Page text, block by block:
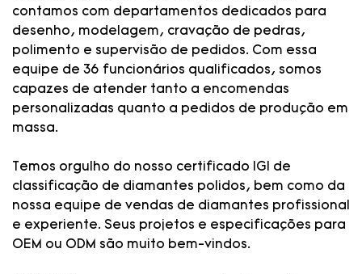
contamos com departamentos dedicados para
desenho, modelagem, cravação de pedras,
polimento e supervisão de pedidos. Com essa
equipe de 36 funcionários qualificados, somos
capazes de atender tanto a encomendas
personalizadas quanto a pedidos de produção em
massa.
Temos orgulho do nosso certificado IGI de
classificação de diamantes polidos, bem como da
nossa equipe de vendas de diamantes profissional
e experiente. Seus projetos e especificações para
OEM ou ODM são muito bem-vindos.